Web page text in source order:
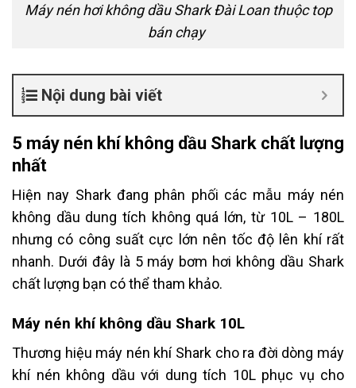
Máy nén hơi không dầu Shark Đài Loan thuộc top
bán chạy
Nội dung bài viết
5 máy nén khí không dầu Shark chất lượng
nhất
Hiện nay Shark đang phân phối các mẫu máy nén
không dầu dung tích không quá lớn, từ 10L – 180L
nhưng có công suất cực lớn nên tốc độ lên khí rất
nhanh. Dưới đây là 5 máy bơm hơi không dầu Shark
chất lượng bạn có thể tham khảo.
Máy nén khí không dầu Shark 10L
Thương hiệu máy nén khí Shark cho ra đời dòng máy
khí nén không dầu với dung tích 10L phục vụ cho